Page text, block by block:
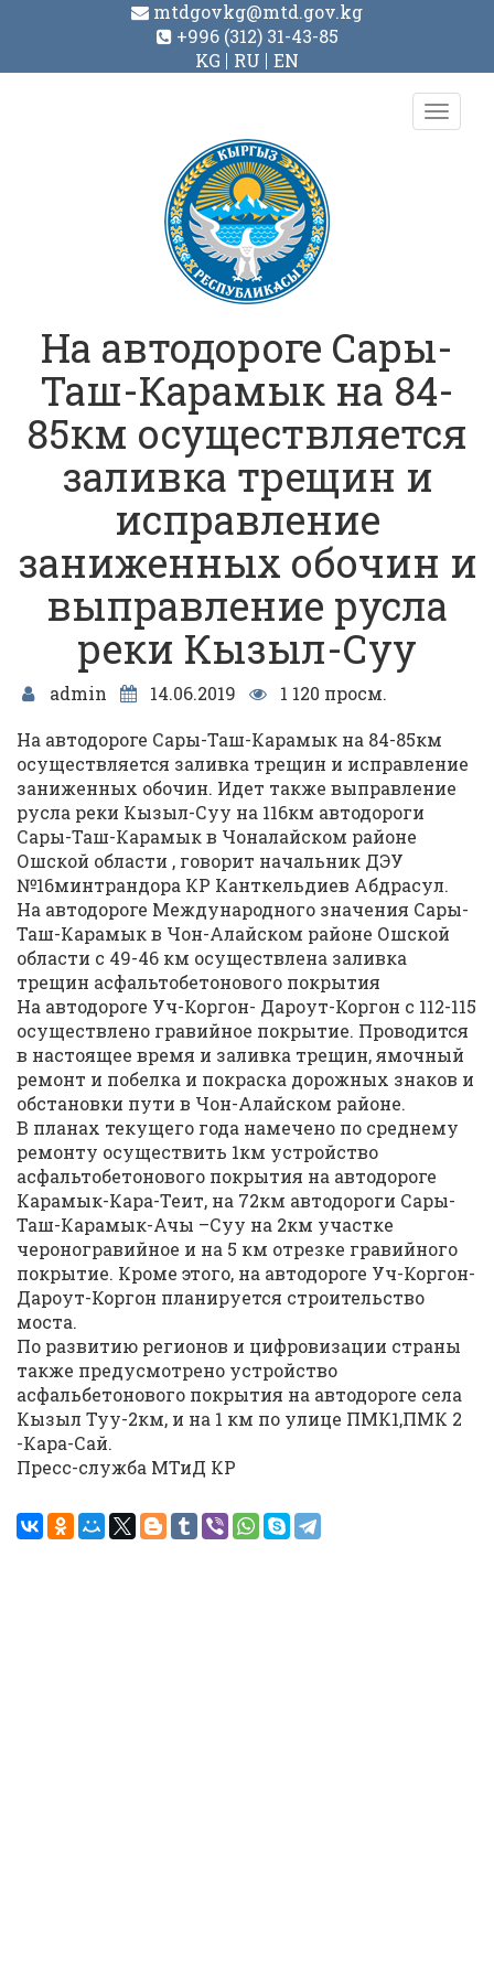
mtdgovkg@mtd.gov.kg
+996 (312) 31-43-85
KG
RU EN
Toggle
На автодороге Сары-
Таш-Карамык на 84-
85км осуществляется
заливка трещин и
исправление
заниженных обочин и
выправление русла
реки Кызыл-Суу
admin 14.06.2019
1 120 просм.
На автодороге Сары-Таш-Карамык на 84-85км
осуществляется заливка трещин и исправление
заниженных обочин. Идет также выправление
русла реки Кызыл-Суу на 116км автодороги
Сары-Таш-Карамык в Чоналайском районе
Ошской области , говорит начальник ДЭУ
№16минтрандора КР Канткельдиев Абдрасул.
На автодороге Международного значения Сары-
Таш-Карамык в Чон-Алайском районе Ошской
области с 49-46 км осуществлена заливка
трещин асфальтобетонового покрытия
На автодороге Уч-Коргон- Дароут-Коргон с 112-115
осуществлено гравийное покрытие. Проводится
в настоящее время и заливка трещин, ямочный
ремонт и побелка и покраска дорожных знаков и
обстановки пути в Чон-Алайском районе.
В планах текущего года намечено по среднему
ремонту осуществить 1км устройство
асфальтобетонового покрытия на автодороге
Карамык-Кара-Теит, на 72км автодороги Сары-
Таш-Карамык-Ачы –Суу на 2км участке
чероногравийное и на 5 км отрезке гравийного
покрытие. Кроме этого, на автодороге Уч-Коргон-
Дароут-Коргон планируется строительство
моста.
По развитию регионов и цифровизации страны
также предусмотрено устройство
асфальбетонового покрытия на автодороге села
Кызыл Туу-2км, и на 1 км по улице ПМК1,ПМК 2
-Кара-Сай.
Пресс-служба МТиД КР